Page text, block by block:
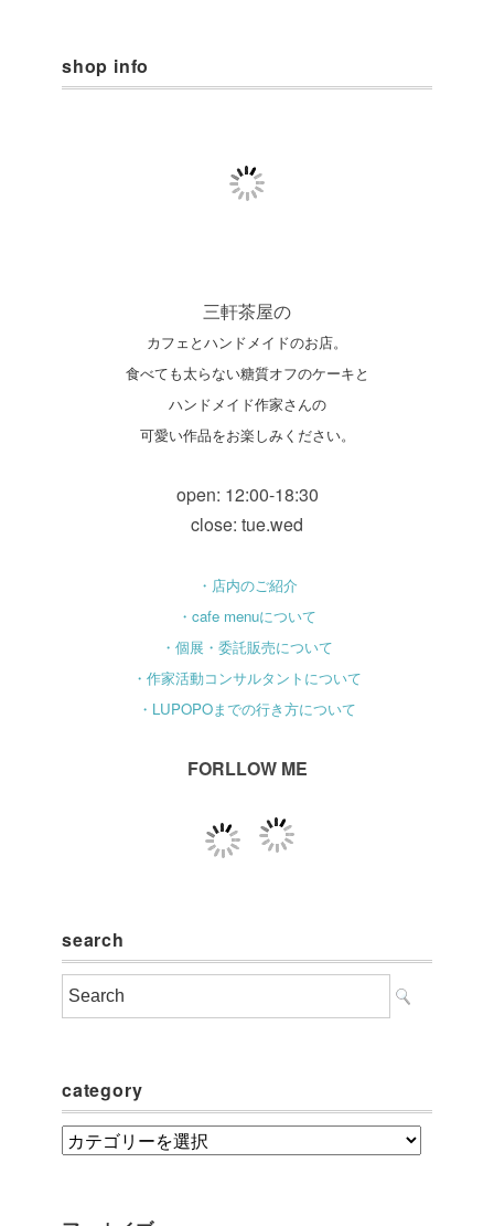
shop info
三軒茶屋の
カフェとハンドメイドのお店。
食べても太らない糖質オフのケーキと
ハンドメイド作家さんの
可愛い作品をお楽しみください。
open: 12:00-18:30
close: tue.wed
・店内のご紹介
・cafe menuについて
・個展・委託販売について
・作家活動コンサルタントについて
・LUPOPOまでの行き方について
FORLLOW ME
search
category
category